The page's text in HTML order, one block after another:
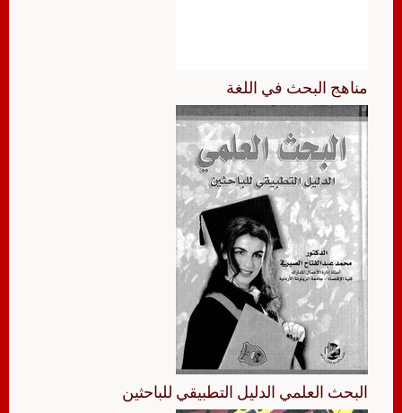
مناهج البحث في اللغة
البحث العلمي الدليل التطبيقي للباحثين